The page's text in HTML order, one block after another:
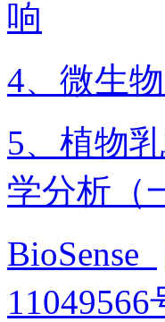
响
4、微生
5、植物
学分析（
BioSense
11049566